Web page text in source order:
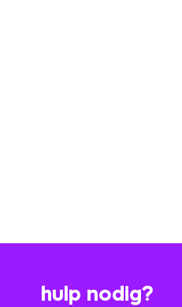
hulp nodig?